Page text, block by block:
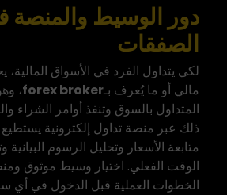
دور الوسيط والمنصة
الصفقات
لكي يتداول الفرد في الأسواق
مالي أو ما يُعرف بـforex broker،
المتداول بالسوق وتنفذ أوامر الشراء
ذلك عبر منصة تداول إلكترونية يستطيع
متابعة الأسعار وتحليل الرسوم
الوقت الفعلي. اختيار وسيط موثوق
الخطوات العملية قبل الدخول في أي